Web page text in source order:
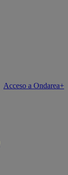
Acceso a Ondarea+